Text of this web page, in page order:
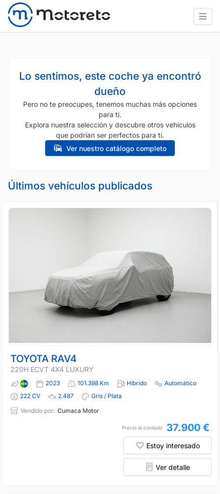
Lo sentimos, este coche ya encontró
dueño
Pero no te preocupes, tenemos muchas más opciones
para ti.
Explora nuestra selección y descubre otros vehículos
que podrían ser perfectos para ti.
Ver nuestro catálogo completo
Últimos vehículos publicados
TOYOTA RAV4
220H ECVT 4X4 LUXURY
2023 101.398 Km Híbrido
Automático
222 CV
2.487
Gris / Plata
Vendido por: Cumaca Motor
Precio al contado 37.900 €
Estoy interesado
Ver detalle